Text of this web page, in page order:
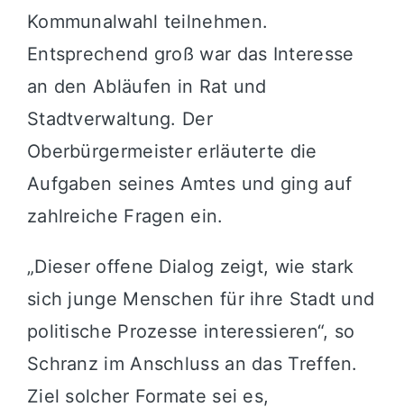
Kommunalwahl teilnehmen.
Entsprechend groß war das Interesse
an den Abläufen in Rat und
Stadtverwaltung. Der
Oberbürgermeister erläuterte die
Aufgaben seines Amtes und ging auf
zahlreiche Fragen ein.
„Dieser offene Dialog zeigt, wie stark
sich junge Menschen für ihre Stadt und
politische Prozesse interessieren“, so
Schranz im Anschluss an das Treffen.
Ziel solcher Formate sei es,